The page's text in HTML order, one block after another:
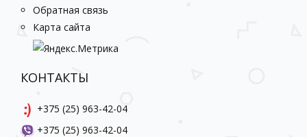
Обратная связь
Карта сайта
КОНТАКТЫ
+375 (25) 963-42-04
+375 (25) 963-42-04